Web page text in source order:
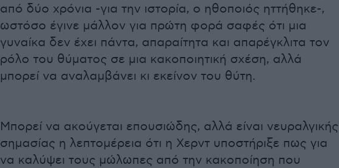
από δύο χρόνια -για την ιστορία, ο ηθοποιός ηττήθηκε-,
ωστόσο έγινε μάλλον για πρώτη φορά σαφές ότι μια
γυναίκα δεν έχει πάντα, απαραίτητα και απαρέγκλιτα τον
ρόλο του θύματος σε μια κακοποιητική σχέση, αλλά
μπορεί να αναλαμβάνει κι εκείνον του θύτη.
Μπορεί να ακούγεται επουσιώδης, αλλά είναι νευραλγικής
σημασίας η λεπτομέρεια ότι η Χερντ υποστήριξε πως για
να καλύψει τους μώλωπες από την κακοποίηση που